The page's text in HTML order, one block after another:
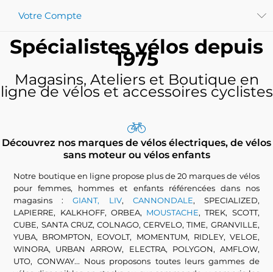
Votre Compte
Spécialistes vélos depuis
1975
Magasins, Ateliers et Boutique en
ligne de vélos et accessoires cyclistes
Découvrez nos marques de vélos électriques, de vélos
sans moteur ou vélos enfants
Notre boutique en ligne propose plus de 20 marques de vélos
pour femmes, hommes et enfants référencées dans nos
magasins :GIANT, LIV, CANNONDALE, SPECIALIZED,
LAPIERRE, KALKHOFF, ORBEA, MOUSTACHE, TREK, SCOTT,
CUBE, SANTA CRUZ, COLNAGO, CERVELO, TIME, GRANVILLE,
YUBA, BROMPTON, EOVOLT, MOMENTUM, RIDLEY, VELOE,
WINORA, URBAN ARROW, ELECTRA, POLYGON, AMFLOW,
UTO, CONWAY... Nous proposons toutes leurs gammes de